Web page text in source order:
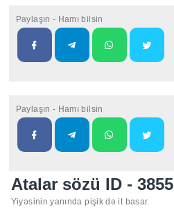
Paylaşın - Hamı bilsin
Paylaşın - Hamı bilsin
Atalar sözü ID - 3855
Yiyəsinin yanında pişik də it basar.